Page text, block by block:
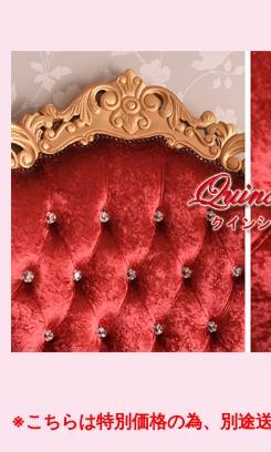
※こちらは特別価格の為、別途送